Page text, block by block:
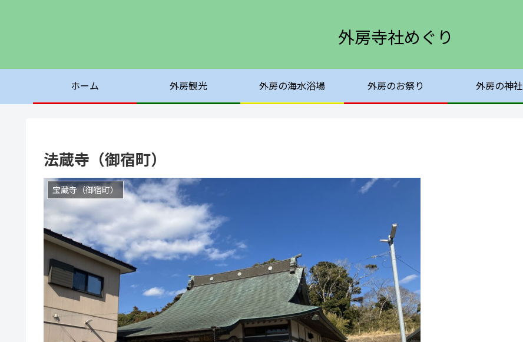
外房寺社めぐり
ホーム 外房観光 外房の海水浴場 外房のお祭り 外房の神社
法蔵寺（御宿町）
宝蔵寺（御宿町）